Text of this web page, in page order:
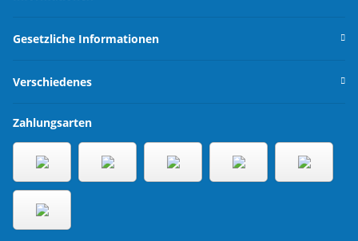
Gesetzliche Informationen
Verschiedenes
Zahlungsarten